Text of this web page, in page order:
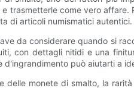
trasmetterle come vero
di articoli numismatici autentici.
da considerare quando si
con dettagli nitidi e una
d'ingrandimento può aiutarti a
delle monete di smalto, la